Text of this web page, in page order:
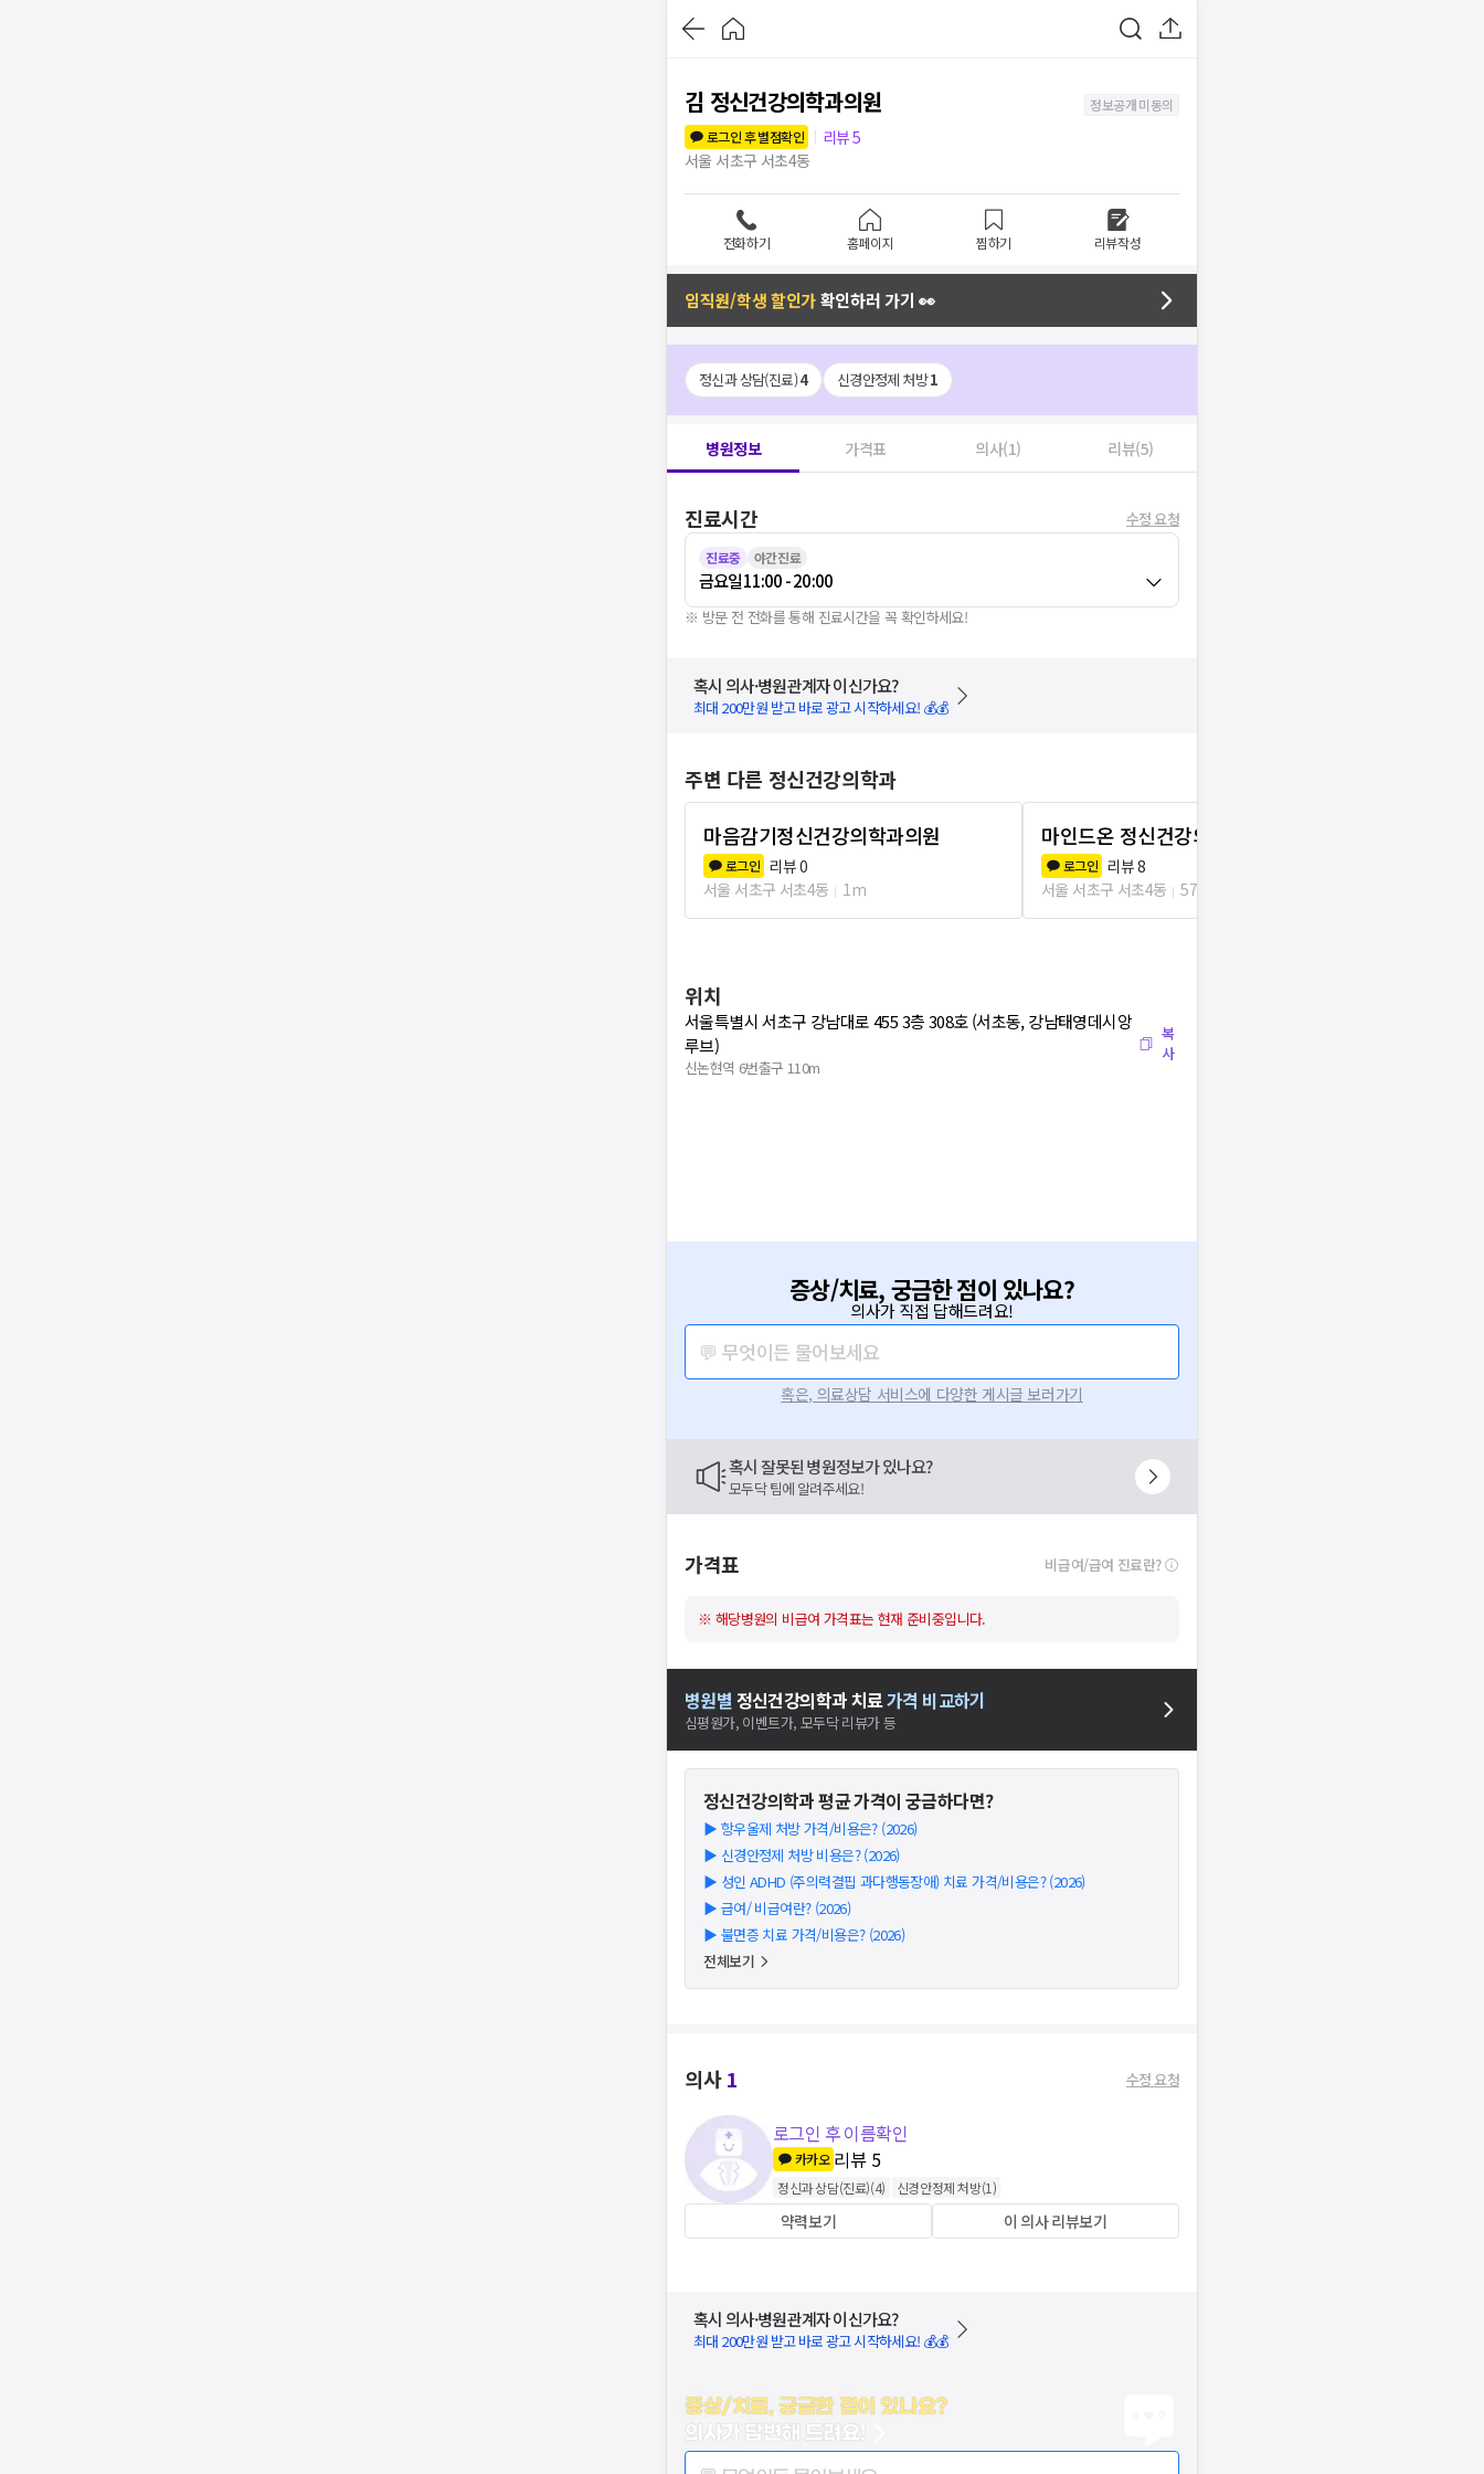
김 정신건강의학과의원
정보공개 미동의
로그인 후 별점확인
리뷰5
서울 서초구 서초4동
전화하기 홈페이지 찜하기 리뷰작성
임직원/학생 할인가확인하러 가기 👀
정신과 상담(진료)4 신경안정제 처방1
병원정보 가격표 의사(1) 리뷰(5)
진료시간 수정 요청
진료중 야간진료
금요일11:00 - 20:00
※ 방문 전 전화를 통해 진료시간을 꼭 확인하세요!
혹시 의사·병원관계자 이신가요?
최대 200만원 받고 바로 광고 시작하세요! 💰💰
주변 다른 정신건강의학과
마음감기정신건강의학과의원
로그인 리뷰0
서울 서초구 서초4동
1m
마인드온 정신건강의학과의원
로그인 리뷰8
서울 서초구 서초4동
57m
위치
서울특별시 서초구 강남대로 455 3층 308호 (서초동, 강남태영데시앙
루브)
신논현역 6번출구 110m
복
사
증상/치료, 궁금한 점이 있나요?
의사가 직접 답해드려요!
💬 무엇이든 물어보세요
혹은, 의료상담 서비스에 다양한 게시글 보러가기
혹시 잘못된 병원정보가 있나요?
모두닥 팀에 알려주세요!
가격표 비급여/급여 진료란?
※ 해당병원의 비급여 가격표는 현재 준비중입니다.
병원별 정신건강의학과치료가격 비교하기
심평원가, 이벤트가, 모두닥 리뷰가 등
정신건강의학과평균 가격이 궁금하다면?
▶ 항우울제 처방 가격/비용은? (2026)
▶ 신경안정제 처방 비용은? (2026)
▶ 성인 ADHD (주의력결핍 과다행동장애) 치료 가격/비용은? (2026)
▶ 급여/ 비급여란? (2026)
▶ 불면증 치료 가격/비용은? (2026)
전체보기
의사1 수정 요청
로그인 후 이름확인
카카오 리뷰 5
정신과 상담(진료)(4) 신경안정제 처방(1)
약력보기 이 의사 리뷰보기
혹시 의사·병원관계자 이신가요?
최대 200만원 받고 바로 광고 시작하세요! 💰💰
증상/치료, 궁금한 점이 있나요?
의사가 답변해 드려요!